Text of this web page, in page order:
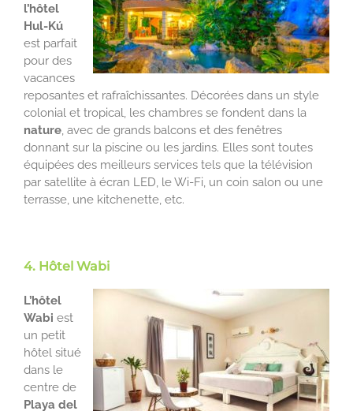
l’hôtel
Hul-Kú
est parfait
pour des
vacances
reposantes et rafraîchissantes. Décorées dans un style
colonial et tropical, les chambres se fondent dans la
nature, avec de grands balcons et des fenêtres
donnant sur la piscine ou les jardins. Elles sont toutes
équipées des meilleurs services tels que la télévision
par satellite à écran LED, le Wi-Fi, un coin salon ou une
terrasse, une kitchenette, etc.
4. Hôtel Wabi
L’hôtel
Wabi est
un petit
hôtel situé
dans le
centre de
Playa del